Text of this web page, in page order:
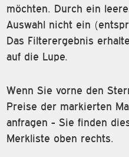
möchten. Durch ein
Auswahl nicht ein
Das Filterergebnis
auf die Lupe.
Wenn Sie vorne den
Preise der markierten
anfragen - Sie finden
Merkliste oben rechts.